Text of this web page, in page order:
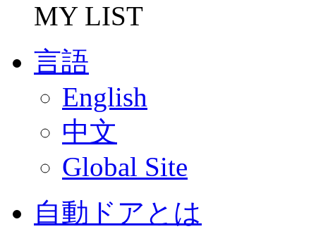
MY LIST
言語
English
中文
Global Site
自動ドアとは